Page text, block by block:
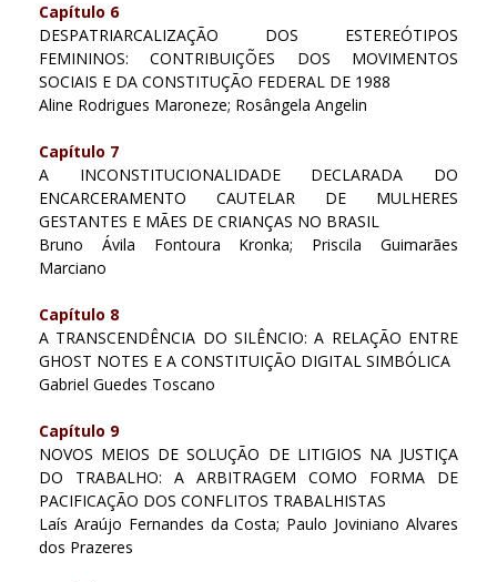
Capítulo 6
DESPATRIARCALIZAÇÃO DOS ESTEREÓTIPOS
FEMININOS: CONTRIBUIÇÕES DOS MOVIMENTOS
SOCIAIS E DA CONSTITUÇÃO FEDERAL DE 1988
Aline Rodrigues Maroneze; Rosângela Angelin
Capítulo 7
A INCONSTITUCIONALIDADE DECLARADA DO
ENCARCERAMENTO CAUTELAR DE MULHERES
GESTANTES E MÃES DE CRIANÇAS NO BRASIL
Bruno Ávila Fontoura Kronka; Priscila Guimarães
Marciano
Capítulo 8
A TRANSCENDÊNCIA DO SILÊNCIO: A RELAÇÃO ENTRE
GHOST NOTES E A CONSTITUIÇÃO DIGITAL SIMBÓLICA
Gabriel Guedes Toscano
Capítulo 9
NOVOS MEIOS DE SOLUÇÃO DE LITIGIOS NA JUSTIÇA
DO TRABALHO: A ARBITRAGEM COMO FORMA DE
PACIFICAÇÃO DOS CONFLITOS TRABALHISTAS
Laís Araújo Fernandes da Costa; Paulo Joviniano Alvares
dos Prazeres